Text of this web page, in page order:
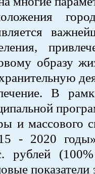
образу
В
и массового
- 2020
рублей